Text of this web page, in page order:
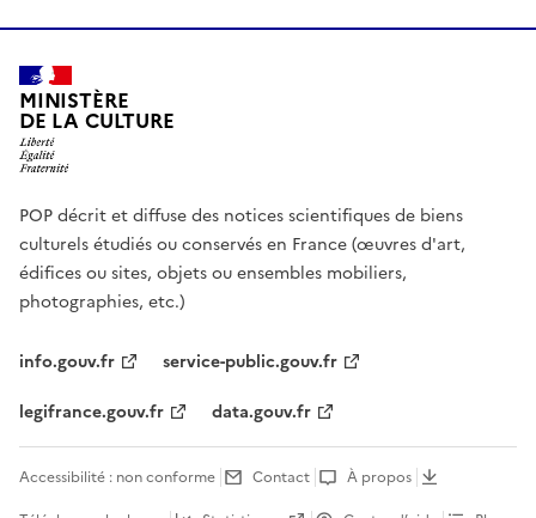
MINISTÈRE
DE LA CULTURE
POP décrit et diffuse des notices scientifiques de biens
culturels étudiés ou conservés en France (œuvres d'art,
édifices ou sites, objets ou ensembles mobiliers,
photographies, etc.)
info.gouv.fr
service-public.gouv.fr
legifrance.gouv.fr
data.gouv.fr
Accessibilité : non conforme Contact
À propos